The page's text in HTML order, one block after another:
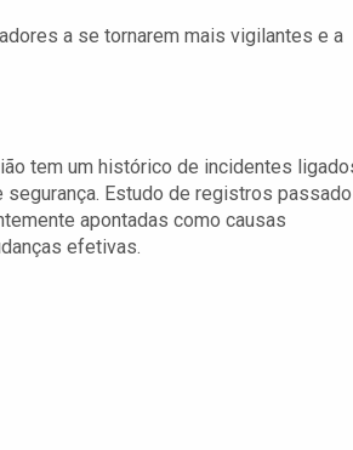
a se tornarem mais vigilantes e a
tem um histórico de incidentes
Estudo de registros
apontadas como causas
efetivas.